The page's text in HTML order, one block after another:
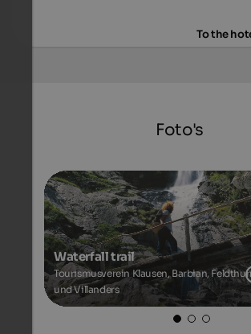
To the
Foto's
Waterfall trail
Tourismusverein Klausen, Barbian,
und Villanders